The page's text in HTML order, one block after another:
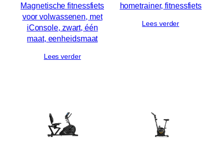
Magnetische fitnessfiets
voor volwassenen, met
iConsole, zwart, één
maat, eenheidsmaat
Lees verder
hometrainer, fitnessfiets
Lees verder